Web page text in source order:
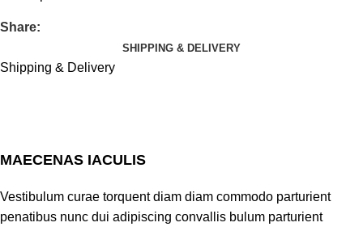
Share:
SHIPPING & DELIVERY
Shipping & Delivery
MAECENAS IACULIS
Vestibulum curae torquent diam diam commodo parturient
penatibus nunc dui adipiscing convallis bulum parturient